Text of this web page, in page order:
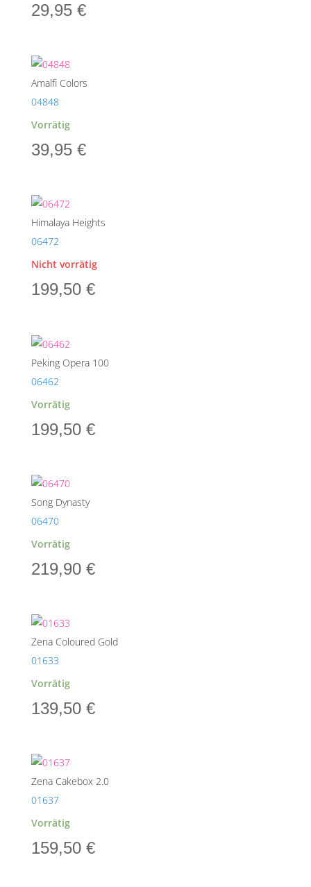
29,95 €
Amalfi Colors
04848
Vorrätig
39,95 €
Himalaya Heights
06472
Nicht vorrätig
199,50 €
Peking Opera 100
06462
Vorrätig
199,50 €
Song Dynasty
06470
Vorrätig
219,90 €
Zena Coloured Gold
01633
Vorrätig
139,50 €
Zena Cakebox 2.0
01637
Vorrätig
159,50 €